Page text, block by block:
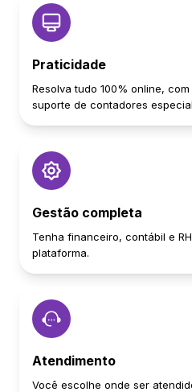
Praticidade
Resolva tudo 100% online,
suporte de contadores
Gestão completa
Tenha financeiro, contábil e
plataforma.
Atendimento
Você escolhe onde ser